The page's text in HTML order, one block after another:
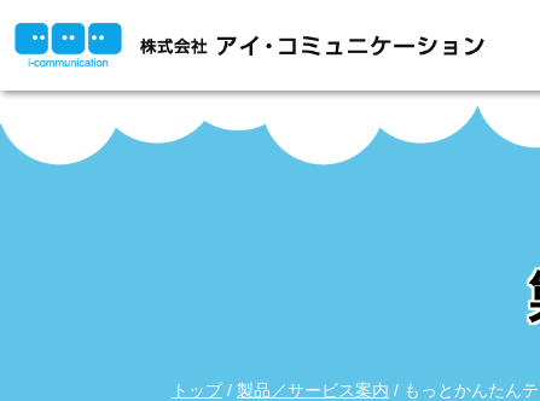
現
トップ/ 製品／サービス案内 / もっとかんたん